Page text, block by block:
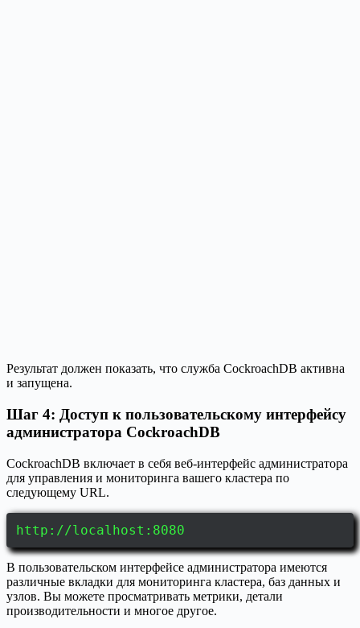
Результат должен показать, что служба CockroachDB активна
и запущена.
Шаг 4: Доступ к пользовательскому интерфейсу
администратора CockroachDB
CockroachDB включает в себя веб-интерфейс администратора
для управления и мониторинга вашего кластера по
следующему URL.
http://localhost:8080
В пользовательском интерфейсе администратора имеются
различные вкладки для мониторинга кластера, баз данных и
узлов. Вы можете просматривать метрики, детали
производительности и многое другое.